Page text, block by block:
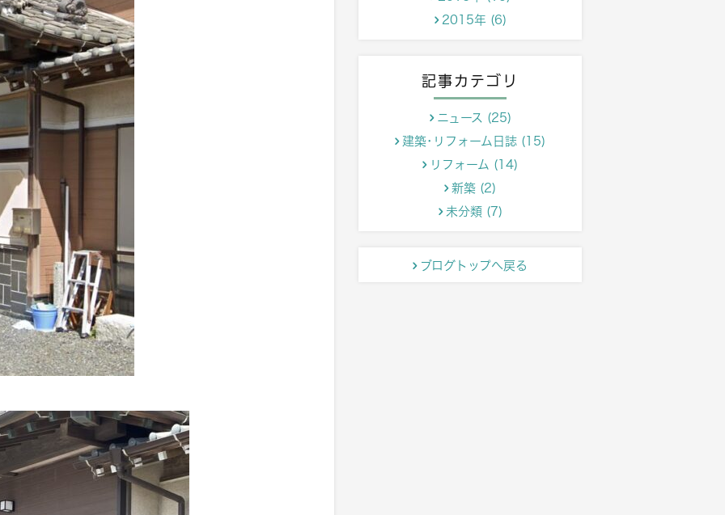
2015年 (6)
記事カテゴリ
ニュース (25)
建築･リフォーム日誌 (15)
リフォーム (14)
新築 (2)
未分類 (7)
ブログトップへ戻る